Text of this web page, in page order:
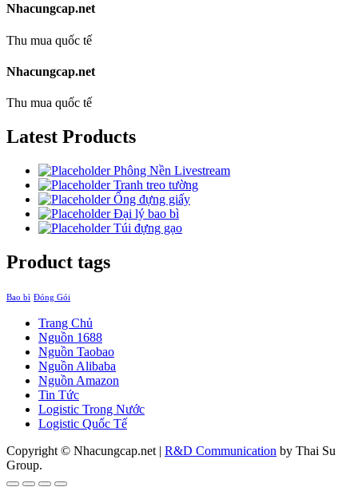
Nhacungcap.net
Thu mua quốc tế
Nhacungcap.net
Thu mua quốc tế
Latest Products
Phông Nền Livestream
Tranh treo tường
Ống đựng giấy
Đại lý bao bì
Túi đựng gạo
Product tags
Bao bì Đóng Gói
Trang Chủ
Nguồn 1688
Nguồn Taobao
Nguồn Alibaba
Nguồn Amazon
Tin Tức
Logistic Trong Nước
Logistic Quốc Tế
Copyright © Nhacungcap.net | R&D Communication by Thai Su
Group.